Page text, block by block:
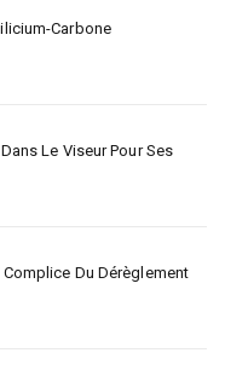
Carbone
Le Viseur Pour Ses
Du Dérèglement